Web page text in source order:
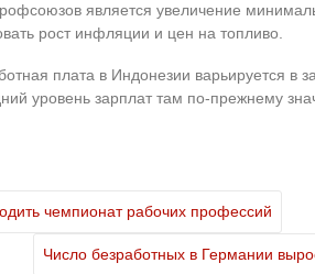
является увеличение
рост инфляции и цен на топливо.
плата в Индонезии варьируется в
уровень зарплат там по-прежнему
чемпионат рабочих профессий
Число безработных в Германии